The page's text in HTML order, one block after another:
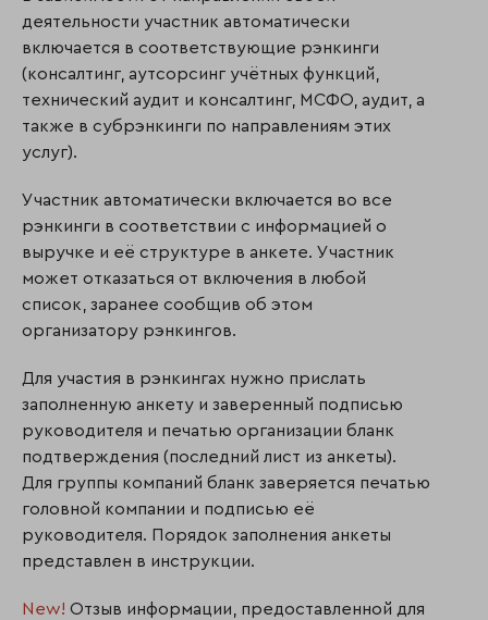
деятельности участник автоматически
включается в соответствующие рэнкинги
(консалтинг, аутсорсинг учётных функций,
технический аудит и консалтинг, МСФО, аудит, а
также в субрэнкинги по направлениям этих
услуг).
Участник автоматически включается во все
рэнкинги в соответствии с информацией о
выручке и её структуре в анкете. Участник
может отказаться от включения в любой
список, заранее сообщив об этом
организатору рэнкингов.
Для участия в рэнкингах нужно прислать
заполненную анкету и заверенный подписью
руководителя и печатью организации бланк
подтверждения (последний лист из анкеты).
Для группы компаний бланк заверяется печатью
головной компании и подписью её
руководителя. Порядок заполнения анкеты
представлен в инструкции.
New! Отзыв информации, предоставленной для